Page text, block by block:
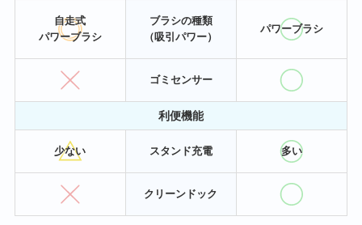
自走式
パワーブラシ
ブラシの種類
（吸引パワー）
パワーブラシ
ゴミセンサー
利便機能
少ない スタンド充電 多い
クリーンドック